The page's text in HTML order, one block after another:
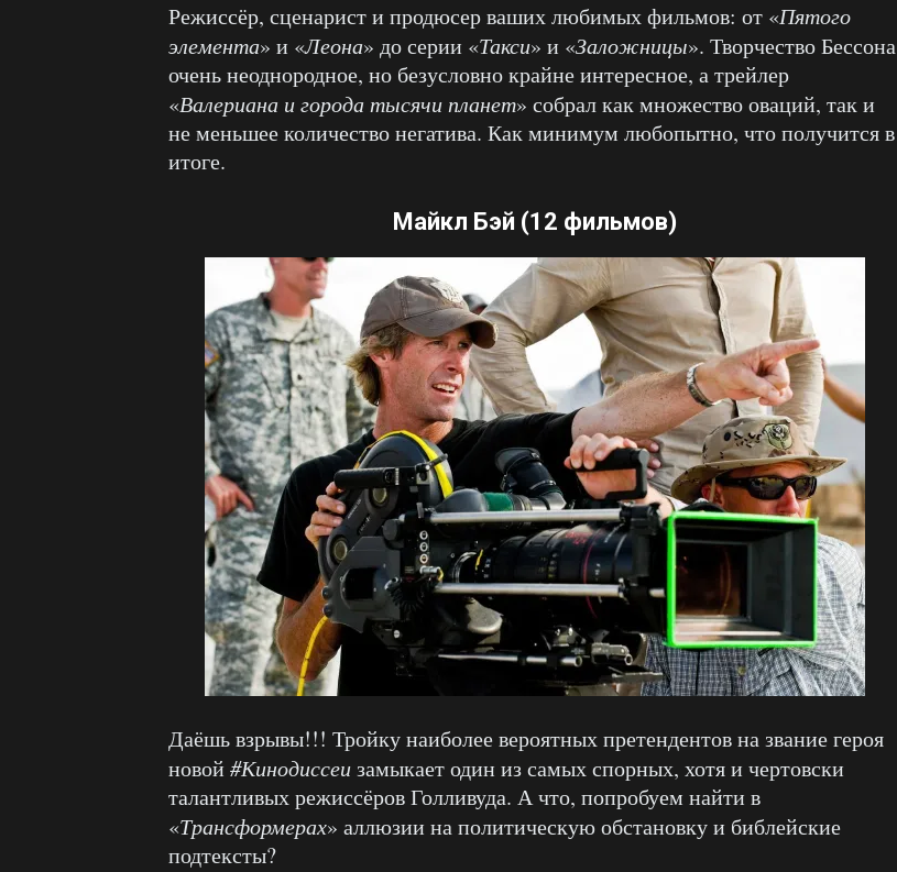
Режиссёр, сценарист и продюсер ваших любимых фильмов: от «Пятого
элемента» и «Леона» до серии «Такси» и «Заложницы». Творчество Бессона
очень неоднородное, но безусловно крайне интересное, а трейлер
«Валериана и города тысячи планет» собрал как множество оваций, так и
не меньшее количество негатива. Как минимум любопытно, что получится в
итоге.
Майкл Бэй (12 фильмов)
Даёшь взрывы!!! Тройку наиболее вероятных претендентов на звание героя
новой #Кинодиссеизамыкает один из самых спорных, хотя и чертовски
талантливых режиссёров Голливуда. А что, попробуем найти в
«Трансформерах» аллюзии на политическую обстановку и библейские
подтексты?